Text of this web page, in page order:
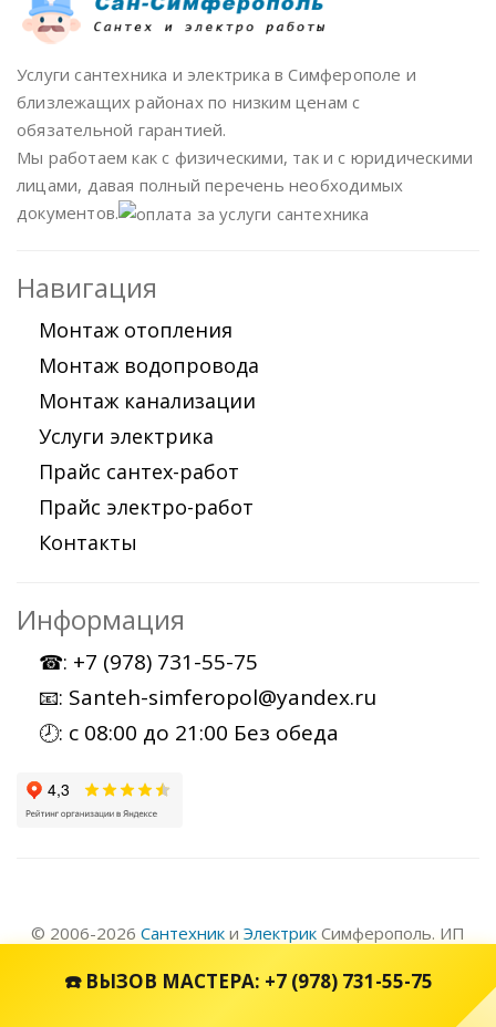
☎️ ВЫЗОВ МАСТЕРА: +7 (978) 731-55-75
Услуги сантехника и электрика в Симферополе и
близлежащих районах по низким ценам с
обязательной гарантией.
Мы работаем как с физическими, так и с юридическими
лицами, давая полный перечень необходимых
документов.
Навигация
Монтаж отопления
Монтаж водопровода
Монтаж канализации
Услуги электрика
Прайс сантех-работ
Прайс электро-работ
Контакты
Информация
☎: +7 (978) 731-55-75
📧: Santeh-simferopol@yandex.ru
🕗: с 08:00 до 21:00 Без обеда
© 2006-2026 Сантехник и Электрик Симферополь. ИП
Не является офертой , определяемой положениями